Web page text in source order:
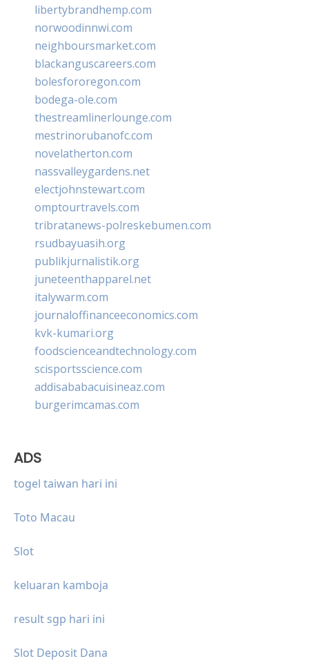
libertybrandhemp.com
norwoodinnwi.com
neighboursmarket.com
blackanguscareers.com
bolesfororegon.com
bodega-ole.com
thestreamlinerlounge.com
mestrinorubanofc.com
novelatherton.com
nassvalleygardens.net
electjohnstewart.com
omptourtravels.com
tribratanews-polreskebumen.com
rsudbayuasih.org
publikjurnalistik.org
juneteenthapparel.net
italywarm.com
journaloffinanceeconomics.com
kvk-kumari.org
foodscienceandtechnology.com
scisportsscience.com
addisababacuisineaz.com
burgerimcamas.com
ADS
togel taiwan hari ini
Toto Macau
Slot
keluaran kamboja
result sgp hari ini
Slot Deposit Dana